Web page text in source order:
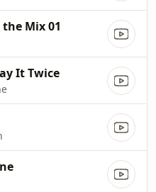
the Mix 01
It Twice